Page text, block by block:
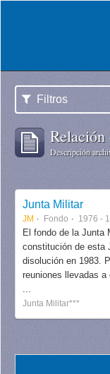
Filtros
Relación
Descripción
Junta Militar
JM Fondo 1976 -
El fondo de la Junta
constitución de esta
disolución en 1983.
reuniones llevadas
...
Junta Militar***